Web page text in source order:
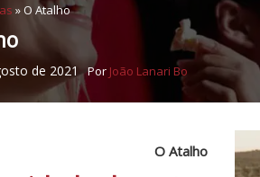
»O Atalho
de 2021 Por João Lanari Bo
O Atalho